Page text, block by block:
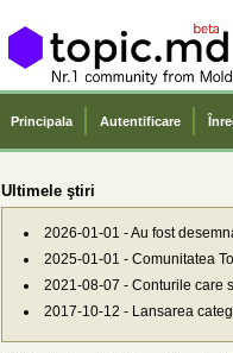
Principala Autentificare
Ultimele ştiri
2026-01-01 - Au fost
2025-01-01 - Comunitatea
2021-08-07 - Conturile care
2017-10-12 - Lansarea